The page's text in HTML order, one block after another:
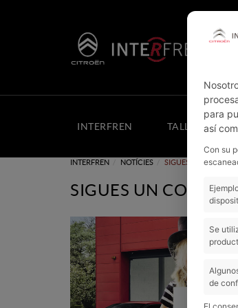
INTERFREN TALLER
INTERFREN NOTÍCIES SIGUES UN
SIGUES UN
para
así
Con su
Se
de